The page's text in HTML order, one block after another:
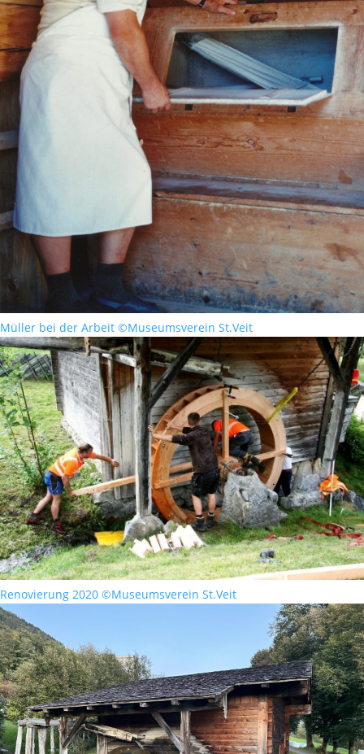
Müller bei der Arbeit ©Museumsverein St.Veit
Renovierung 2020 ©Museumsverein St.Veit